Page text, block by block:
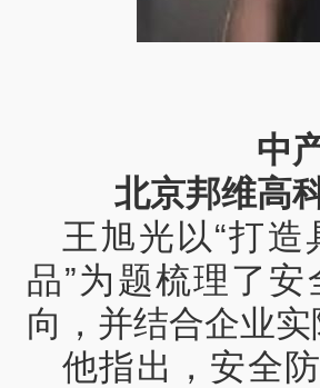
中
北京邦维高
王旭光以“打
品”为题梳理了
向，并结合企业
他指出，安全